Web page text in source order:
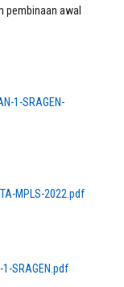
pembinaan awal
1-SRAGEN-
MPLS-2022.pdf
SRAGEN.pdf